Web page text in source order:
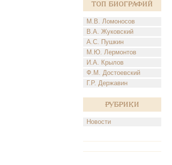
Топ Биографий
М.В. Ломоносов
В.А. Жуковский
А.С. Пушкин
М.Ю. Лермонтов
И.А. Крылов
Ф.М. Достоевский
Г.Р. Державин
Рубрики
Новости